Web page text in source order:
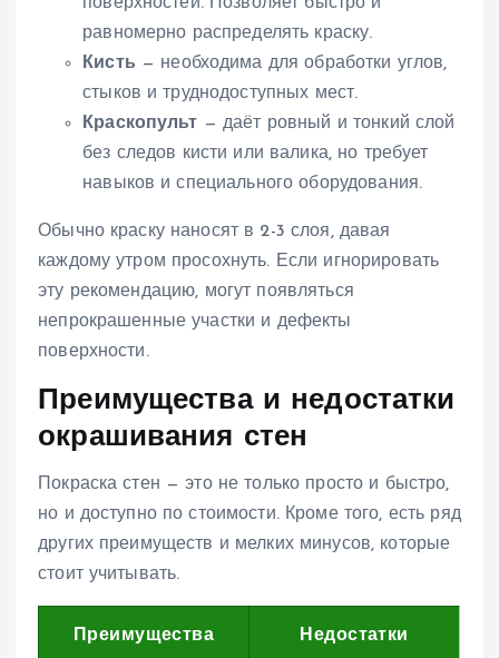
равномерно распределять краску.
Кисть — необходима для обработки углов,
стыков и труднодоступных мест.
Краскопульт — даёт ровный и тонкий слой
без следов кисти или валика, но требует
навыков и специального оборудования.
Обычно краску наносят в 2-3 слоя, давая
каждому утром просохнуть. Если игнорировать
эту рекомендацию, могут появляться
непрокрашенные участки и дефекты
поверхности.
Преимущества и недостатки
окрашивания стен
Покраска стен — это не только просто и быстро,
но и доступно по стоимости. Кроме того, есть ряд
других преимуществ и мелких минусов, которые
стоит учитывать.
Преимущества Недостатки